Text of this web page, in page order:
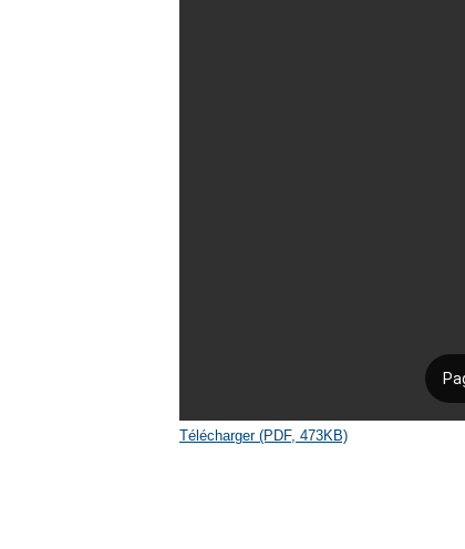
Télécharger (PDF, 473KB)